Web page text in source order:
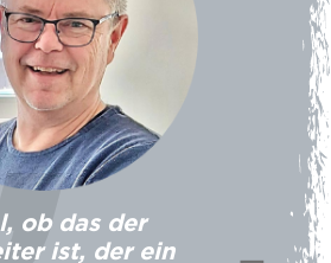
ob das der
ist, der ein